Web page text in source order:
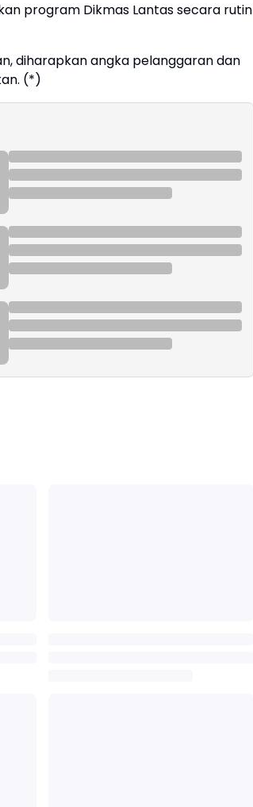
program Dikmas Lantas secara rutin
diharapkan angka pelanggaran dan
(*)